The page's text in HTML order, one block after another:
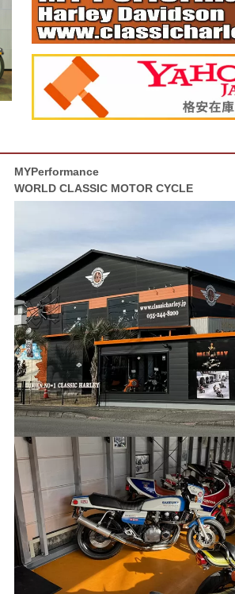
MYPerformance
WORLD CLASSIC MOTOR CYCLE